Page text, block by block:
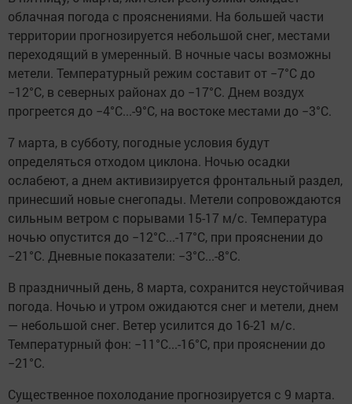
облачная погода с прояснениями. На большей части
территории прогнозируется небольшой снег, местами
переходящий в умеренный. В ночные часы возможны
метели. Температурный режим составит от −7°C до
−12°C, в северных районах до −17°C. Днем воздух
прогреется до −4°C...-9°C, на востоке местами до −3°C.
7 марта, в субботу, погодные условия будут
определяться отходом циклона. Ночью осадки
ослабеют, а днем активизируется фронтальный раздел,
принесший новые снегопады. Метели сопровождаются
сильным ветром с порывами 15-17 м/с. Температура
ночью опустится до −12°C...-17°C, при прояснении до
−21°C. Дневные показатели: −3°C...-8°C.
В праздничный день, 8 марта, сохранится неустойчивая
погода. Ночью и утром ожидаются снег и метели, днем
— небольшой снег. Ветер усилится до 16-21 м/с.
Температурный фон: −11°C...-16°C, при прояснении до
−21°C.
Существенное похолодание прогнозируется с 9 марта.